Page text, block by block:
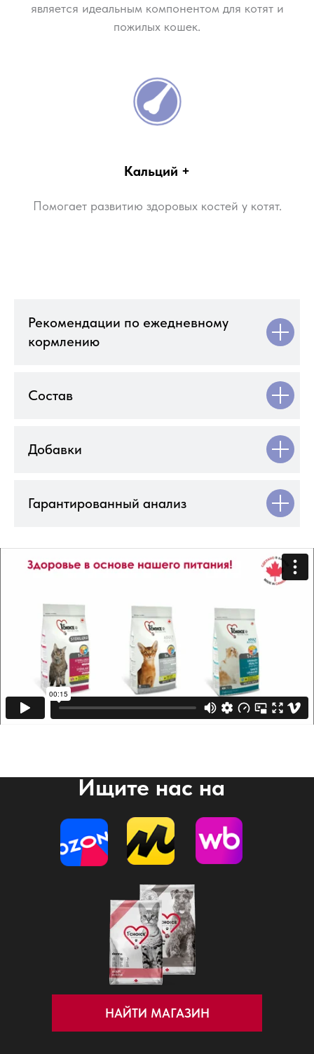
является идеальным компонентом для котят и
пожилых кошек.
Кальций +
Помогает развитию здоровых костей у котят.
Рекомендации по ежедневному
кормлению
Состав
Добавки
Гарантированный анализ
НАЙТИ МАГАЗИН
Ищите нас на